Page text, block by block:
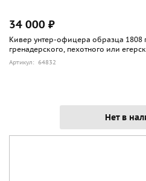
34 000 ₽
Кивер унтер-офицера образца 1808
гренадерского, пехотного или
Артикул: 64832
Нет в